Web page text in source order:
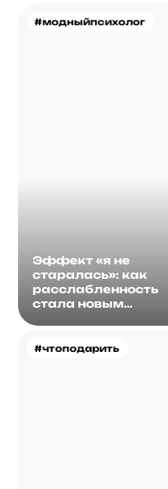
#модныйпсихолог
Эффект «я не
старалась»: как
расслабленность
стала новым
#чтоподарить